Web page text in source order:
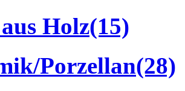
Holz(15)
Porzellan(28)